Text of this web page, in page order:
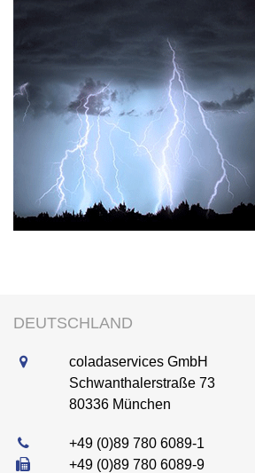
DEUTSCHLAND
coladaservices GmbH
Schwanthalerstraße 73
80336 München
+49 (0)89 780 6089-1
+49 (0)89 780 6089-9